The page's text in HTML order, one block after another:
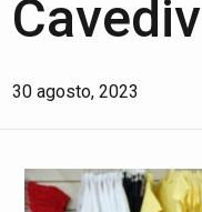
Cavediv
30 agosto, 2023